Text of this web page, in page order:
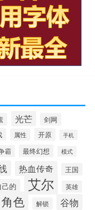
光芒 剑网
属性 开原 手机
霸 最终幻想 模式
热血传奇 王国
己的 艾尔 英雄
角色 解锁 谷物